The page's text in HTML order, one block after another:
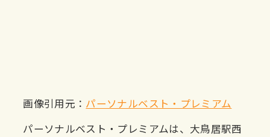
画像引用元： パーソナルベスト・プレミアム
パーソナルベスト・プレミアムは、大鳥居駅西